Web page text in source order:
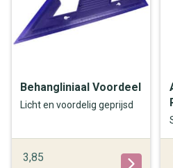
Behangliniaal Voordeel
Licht en voordelig geprijsd
3,85